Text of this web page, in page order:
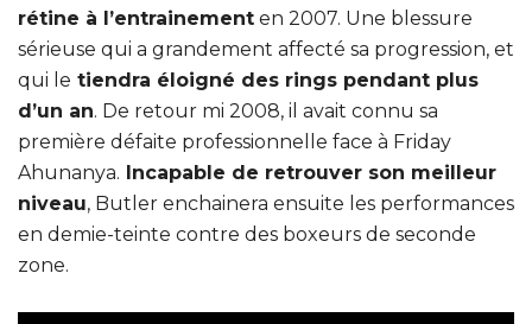
rétine à l’entrainement en 2007. Une blessure
sérieuse qui a grandement affecté sa progression, et
qui le tiendra éloigné des rings pendant plus
d’un an. De retour mi 2008, il avait connu sa
première défaite professionnelle face à Friday
Ahunanya. Incapable de retrouver son meilleur
niveau, Butler enchainera ensuite les performances
en demie-teinte contre des boxeurs de seconde
zone.